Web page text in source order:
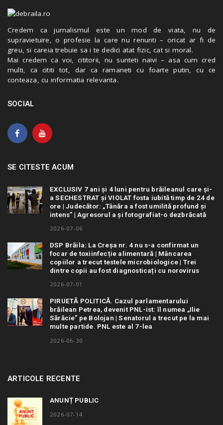
Credem ca jurnalismul este un mod de viata, nu de
supravietuire, o profesie la care nu renunti – oricat ar fi de
greu, si careia trebuie sa i te dedici atat fizic, cat si moral.
Mai credem ca voi, cititorii, nu sunteti naivi – asa cum cred
multi, ca cititi tot, dar ca ramaneti cu foarte putin, cu ce
conteaza, cu informatia relevanta.
SOCIAL
SE CITESTE ACUM
EXCLUSIV 7 ani și 4 luni pentru brăileanul care și-
a SECHESTRAT și VIOLAT fosta iubită timp de 24 de
ore | Judecător: „Tânăra a fost umilită profund și
intens” | Agresorul a și fotografiat-o dezbrăcată
2026-07-06
DSP Brăila: La Creșa nr. 4 nu s-a confirmat un
focar de toxiinfecție alimentară | Mâncarea
copiilor a trecut testele microbiologice | Trei
dintre copii au fost diagnosticați cu norovirus
2026-07-01
PIRUETĂ POLITICĂ. Cazul parlamentarului
brăilean Petrea, devenit PNL-ist: îl numea „Ilie
Sărăcie” pe Bolojan | Senatorul a trecut pe la mai
multe partide. PNL este al 7-lea
2026-06-30
ARTICOLE RECENTE
ANUNȚ PUBLIC
2026-07-14